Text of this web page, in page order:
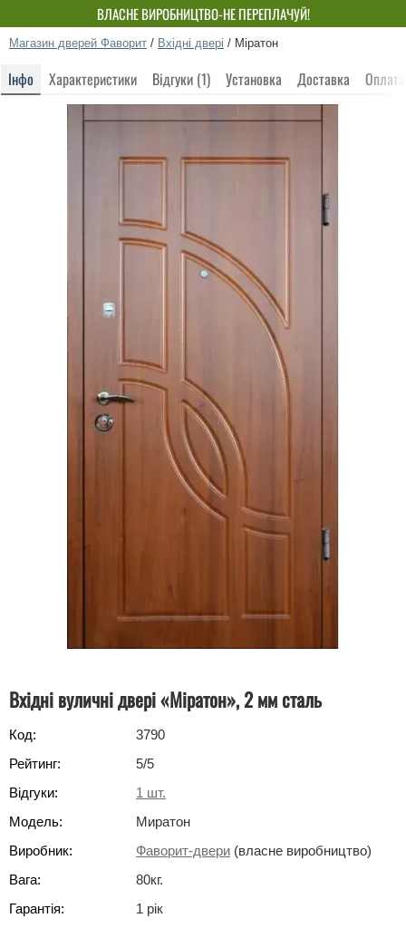
ВЛАСНЕ ВИРОБНИЦТВО-НЕ ПЕРЕПЛАЧУЙ!
Магазин дверей Фаворит / Вхідні двері / Міратон
Інфо Характеристики Відгуки (1) Установка Доставка Оплата
Вхідні вуличні двері «Міратон», 2 мм сталь
Код:
3790
Рейтинг:
5/5
Відгуки:
1 шт.
Модель:
Миратон
Виробник:
Фаворит-двери (власне виробництво)
Вага:
80кг.
Гарантія:
1 рік